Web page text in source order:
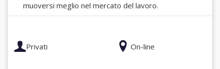
muoversi meglio nel mercato del lavoro.
Privati On-line